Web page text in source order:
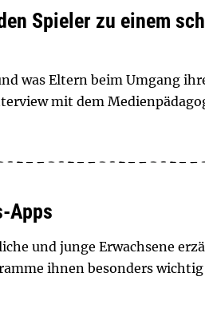
Spieler zu einem
was Eltern beim Umgang
mit dem
Apps
und junge Erwachsene
ihnen besonders